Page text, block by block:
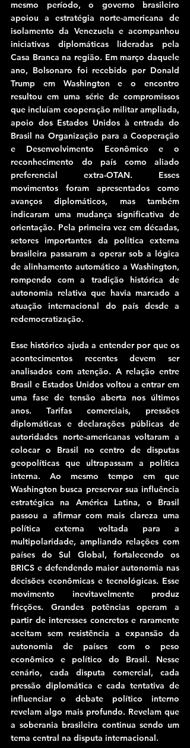
mesmo período, o governo brasileiro
apoiou a estratégia norte-americana de
isolamento da Venezuela e acompanhou
iniciativas diplomáticas lideradas pela
Casa Branca na região. Em março daquele
ano, Bolsonaro foi recebido por Donald
Trump em Washington e o encontro
resultou em uma série de compromissos
que incluíam cooperação militar ampliada,
apoio dos Estados Unidos à entrada do
Brasil na Organização para a Cooperação
e Desenvolvimento Econômico e o
reconhecimento do país como aliado
preferencial extra-OTAN. Esses
movimentos foram apresentados como
avanços diplomáticos, mas também
indicaram uma mudança significativa de
orientação. Pela primeira vez em décadas,
setores importantes da política externa
brasileira passaram a operar sob a lógica
de alinhamento automático a Washington,
rompendo com a tradição histórica de
autonomia relativa que havia marcado a
atuação internacional do país desde a
redemocratização.
Esse histórico ajuda a entender por que os
acontecimentos recentes devem ser
analisados com atenção. A relação entre
Brasil e Estados Unidos voltou a entrar em
uma fase de tensão aberta nos últimos
anos. Tarifas comerciais, pressões
diplomáticas e declarações públicas de
autoridades norte-americanas voltaram a
colocar o Brasil no centro de disputas
geopolíticas que ultrapassam a política
interna. Ao mesmo tempo em que
Washington busca preservar sua influência
estratégica na América Latina, o Brasil
passou a afirmar com mais clareza uma
política externa voltada para a
multipolaridade, ampliando relações com
países do Sul Global, fortalecendo os
BRICS e defendendo maior autonomia nas
decisões econômicas e tecnológicas. Esse
movimento inevitavelmente produz
fricções. Grandes potências operam a
partir de interesses concretos e raramente
aceitam sem resistência a expansão da
autonomia de países com o peso
econômico e político do Brasil. Nesse
cenário, cada disputa comercial, cada
pressão diplomática e cada tentativa de
influenciar o debate político interno
revelam algo mais profundo. Revelam que
a soberania brasileira continua sendo um
tema central na disputa internacional.